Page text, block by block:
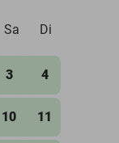
Sa Di
3 4
10 11